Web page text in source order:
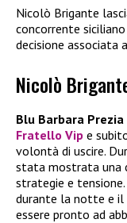
Nicolò Brigante
concorrente
decisione associata
Nicolò
Blu Barbara Prezia
Fratello Vip e
volontà di uscire.
stata mostrata una
strategie e
durante la notte e il
essere pronto ad